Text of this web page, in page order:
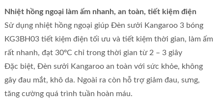
Nhiệt hồng ngoại làm ấm nhanh, an toàn, tiết kiệm điện
Sử dụng nhiệt hồng ngoại giúp Đèn sưởi Kangaroo 3 bóng
KG3BH03 tiết kiệm điện tối ưu và tiết kiệm thời gian, làm ấm
rất nhanh, đạt 30ºC chỉ trong thời gian từ 2 – 3 giây
Đặc biệt, Đèn sưởi Kangaroo an toàn với sức khỏe, không
gây đau mắt, khô da. Ngoài ra còn hỗ trợ giảm đau, sưng,
tăng cường quá trình tuần hoàn máu.